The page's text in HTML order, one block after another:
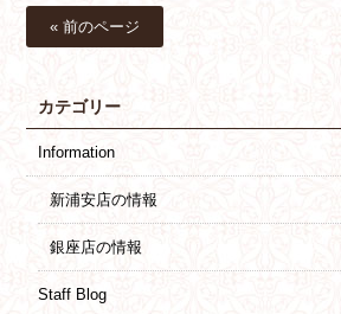
« 前のページ
カテゴリー
Information
新浦安店の情報
銀座店の情報
Staff Blog